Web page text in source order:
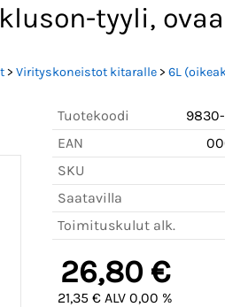
tyyli,
> Virityskoneistot kitaralle> 6L
Tuotekoodi
EAN
SKU
Saatavilla
Toimituskulut alk.
26,80 €
21,35 € ALV 0,00 %